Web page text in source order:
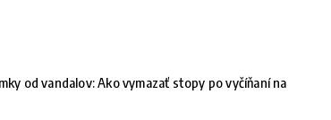
od vandalov: Ako vymazať stopy po vyčíňaní na